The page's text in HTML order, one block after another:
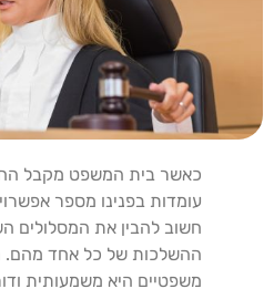
כאשר בית המשפט מקבל
עומדות בפנינו מספר
חשוב להבין את המסלולים
ההשלכות של כל אחד מהם.
משפטיים היא משמעותית